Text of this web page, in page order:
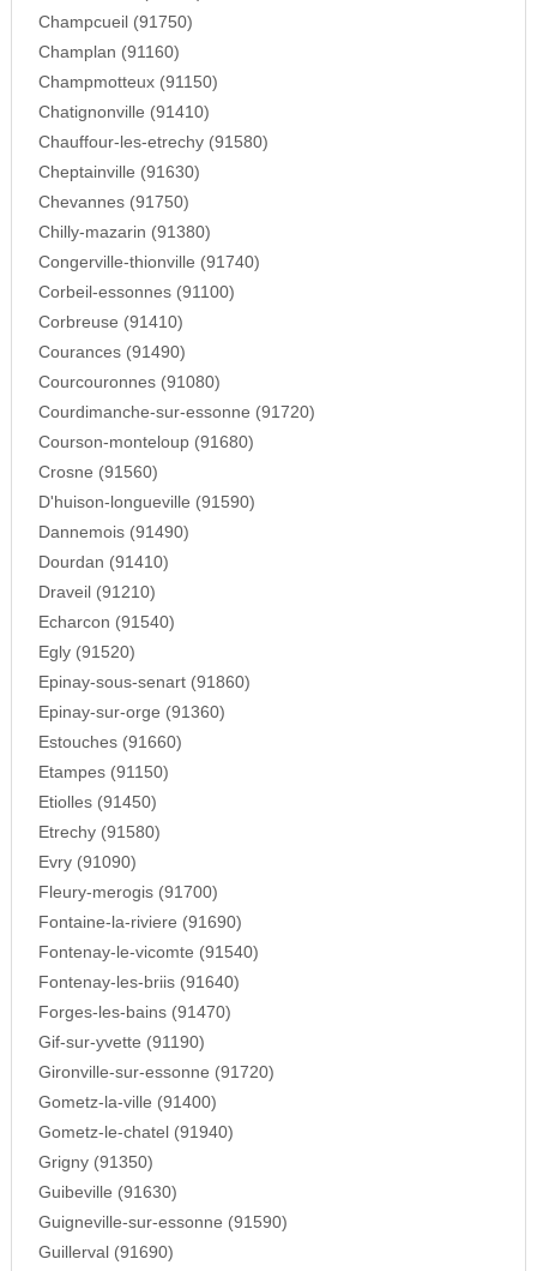
Champcueil (91750)
Champlan (91160)
Champmotteux (91150)
Chatignonville (91410)
Chauffour-les-etrechy (91580)
Cheptainville (91630)
Chevannes (91750)
Chilly-mazarin (91380)
Congerville-thionville (91740)
Corbeil-essonnes (91100)
Corbreuse (91410)
Courances (91490)
Courcouronnes (91080)
Courdimanche-sur-essonne (91720)
Courson-monteloup (91680)
Crosne (91560)
D'huison-longueville (91590)
Dannemois (91490)
Dourdan (91410)
Draveil (91210)
Echarcon (91540)
Egly (91520)
Epinay-sous-senart (91860)
Epinay-sur-orge (91360)
Estouches (91660)
Etampes (91150)
Etiolles (91450)
Etrechy (91580)
Evry (91090)
Fleury-merogis (91700)
Fontaine-la-riviere (91690)
Fontenay-le-vicomte (91540)
Fontenay-les-briis (91640)
Forges-les-bains (91470)
Gif-sur-yvette (91190)
Gironville-sur-essonne (91720)
Gometz-la-ville (91400)
Gometz-le-chatel (91940)
Grigny (91350)
Guibeville (91630)
Guigneville-sur-essonne (91590)
Guillerval (91690)